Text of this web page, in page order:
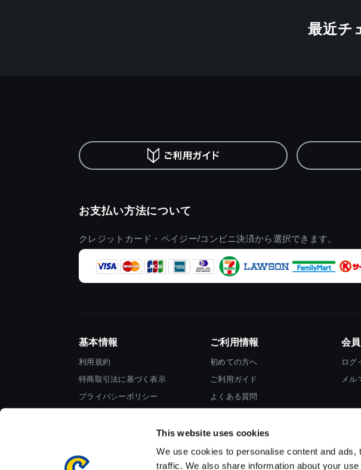
This website uses cookies
We use cookies to personalise content and
traffic. We also share information about your
最近チ
お支払い方法について
クレジットカード・ペイジー/コンビニ決済から選択できます。
基本情報
利用規約
特商取引法に基づく表示
プライバシーポリシー
ご利用情報
初めての方へ
ご利用ガイド
よくある質問
会
ログ
メル